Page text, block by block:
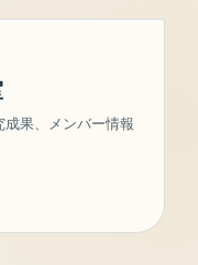
果、メンバー情報